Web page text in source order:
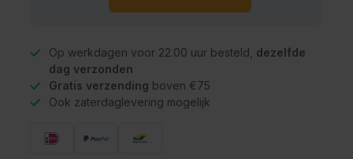
Op werkdagen voor 22.00 uur besteld, dezelfde
dag verzonden
Gratis verzending boven €75
Ook zaterdaglevering mogelijk